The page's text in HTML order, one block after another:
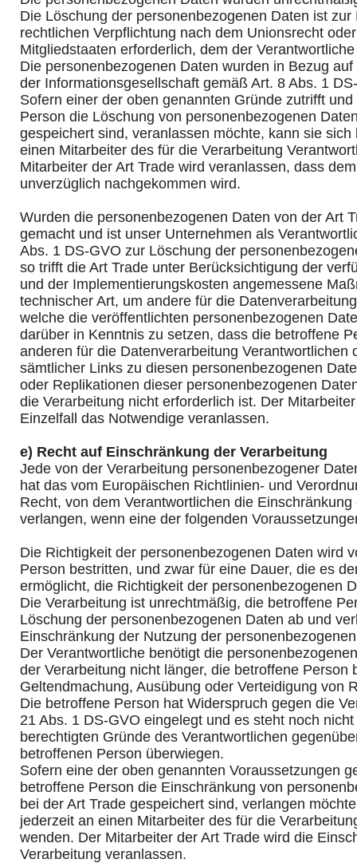
Die Löschung der personenbezogenen Daten ist zur
rechtlichen Verpflichtung nach dem Unionsrecht
Mitgliedstaaten erforderlich, dem der
Die personenbezogenen Daten wurden in Bezug
der Informationsgesellschaft gemäß Art. 8 Abs. 1
Sofern einer der oben genannten Gründe zutrifft
Person die Löschung von personenbezogenen
gespeichert sind, veranlassen möchte, kann sie sich
einen Mitarbeiter des für die Verarbeitung
Mitarbeiter der Art Trade wird veranlassen, dass
unverzüglich nachgekommen wird.
Wurden die personenbezogenen Daten von der Art
gemacht und ist unser Unternehmen als
Abs. 1 DS-GVO zur Löschung der
so trifft die Art Trade unter Berücksichtigung der
und der Implementierungskosten angemessene
technischer Art, um andere für die
welche die veröffentlichten personenbezogenen
darüber in Kenntnis zu setzen, dass die betroffene
anderen für die Datenverarbeitung Verantwortlichen
sämtlicher Links zu diesen personenbezogenen
oder Replikationen dieser personenbezogenen
die Verarbeitung nicht erforderlich ist. Der
Einzelfall das Notwendige veranlassen.
e) Recht auf Einschränkung der Verarbeitung
Jede von der Verarbeitung personenbezogener
hat das vom Europäischen Richtlinien- und
Recht, von dem Verantwortlichen die
verlangen, wenn eine der folgenden
Die Richtigkeit der personenbezogenen Daten wird
Person bestritten, und zwar für eine Dauer, die es
ermöglicht, die Richtigkeit der personenbezogenen
Die Verarbeitung ist unrechtmäßig, die betroffene
Löschung der personenbezogenen Daten ab und
Einschränkung der Nutzung der
Der Verantwortliche benötigt die
der Verarbeitung nicht länger, die betroffene Person
Geltendmachung, Ausübung oder Verteidigung von
Die betroffene Person hat Widerspruch gegen die
21 Abs. 1 DS-GVO eingelegt und es steht noch
berechtigten Gründe des Verantwortlichen
betroffenen Person überwiegen.
Sofern eine der oben genannten Voraussetzungen
betroffene Person die Einschränkung von
bei der Art Trade gespeichert sind, verlangen
jederzeit an einen Mitarbeiter des für die
wenden. Der Mitarbeiter der Art Trade wird die
Verarbeitung veranlassen.